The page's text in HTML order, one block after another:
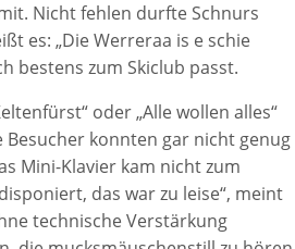
Nicht fehlen durfte Schnurs
es: „Die Werreraa is e schie
bestens zum Skiclub passt.
oder „Alle wollen alles“
konnten gar nicht genug
Mini-Klavier kam nicht zum
das war zu leise“, meint
technische Verstärkung